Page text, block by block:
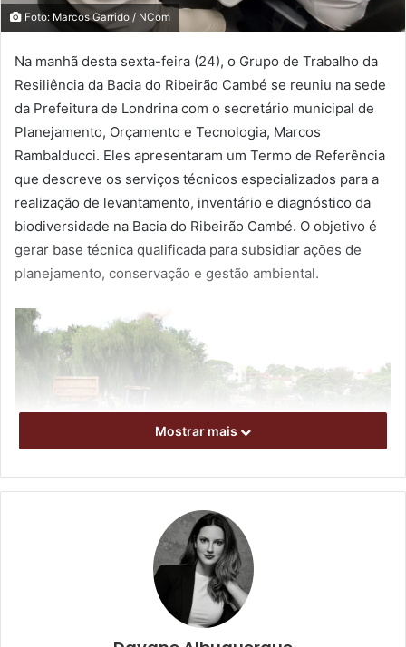
Foto: Marcos Garrido / NCom
Na manhã desta sexta-feira (24), o Grupo de Trabalho da
Resiliência da Bacia do Ribeirão Cambé se reuniu na sede
da Prefeitura de Londrina com o secretário municipal de
Planejamento, Orçamento e Tecnologia, Marcos
Rambalducci. Eles apresentaram um Termo de Referência
que descreve os serviços técnicos especializados para a
realização de levantamento, inventário e diagnóstico da
biodiversidade na Bacia do Ribeirão Cambé. O objetivo é
gerar base técnica qualificada para subsidiar ações de
planejamento, conservação e gestão ambiental.
Lago Igapó em outubro de 2025. Foto: Emerson Dias / NCom
A recuperação da bacia do Ribeirão Cambé, em Londrina,
foca em restaurar matas ciliares, controlar o esgoto
Mostrar mais